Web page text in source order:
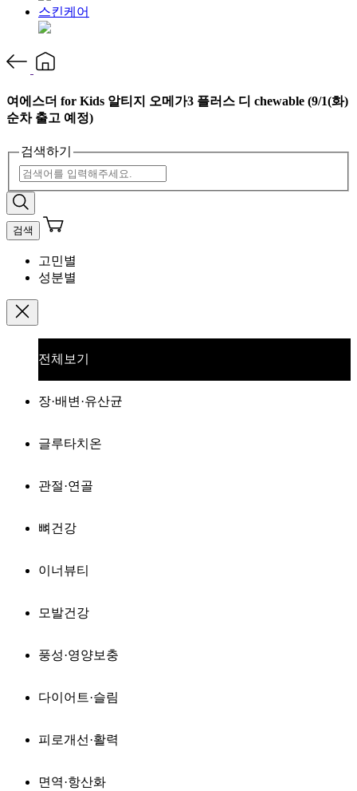
스킨케어
여에스더 for Kids 알티지 오메가3 플러스 디 chewable (9/1(화)
순차 출고 예정)
검색하기
검색
고민별
성분별
전체보기
장·배변·유산균
글루타치온
관절·연골
뼈건강
이너뷰티
모발건강
풍성·영양보충
다이어트·슬림
피로개선·활력
면역·항산화